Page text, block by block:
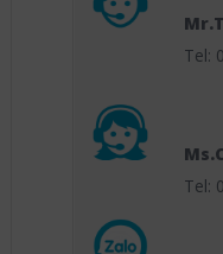
Tel:
Tel: